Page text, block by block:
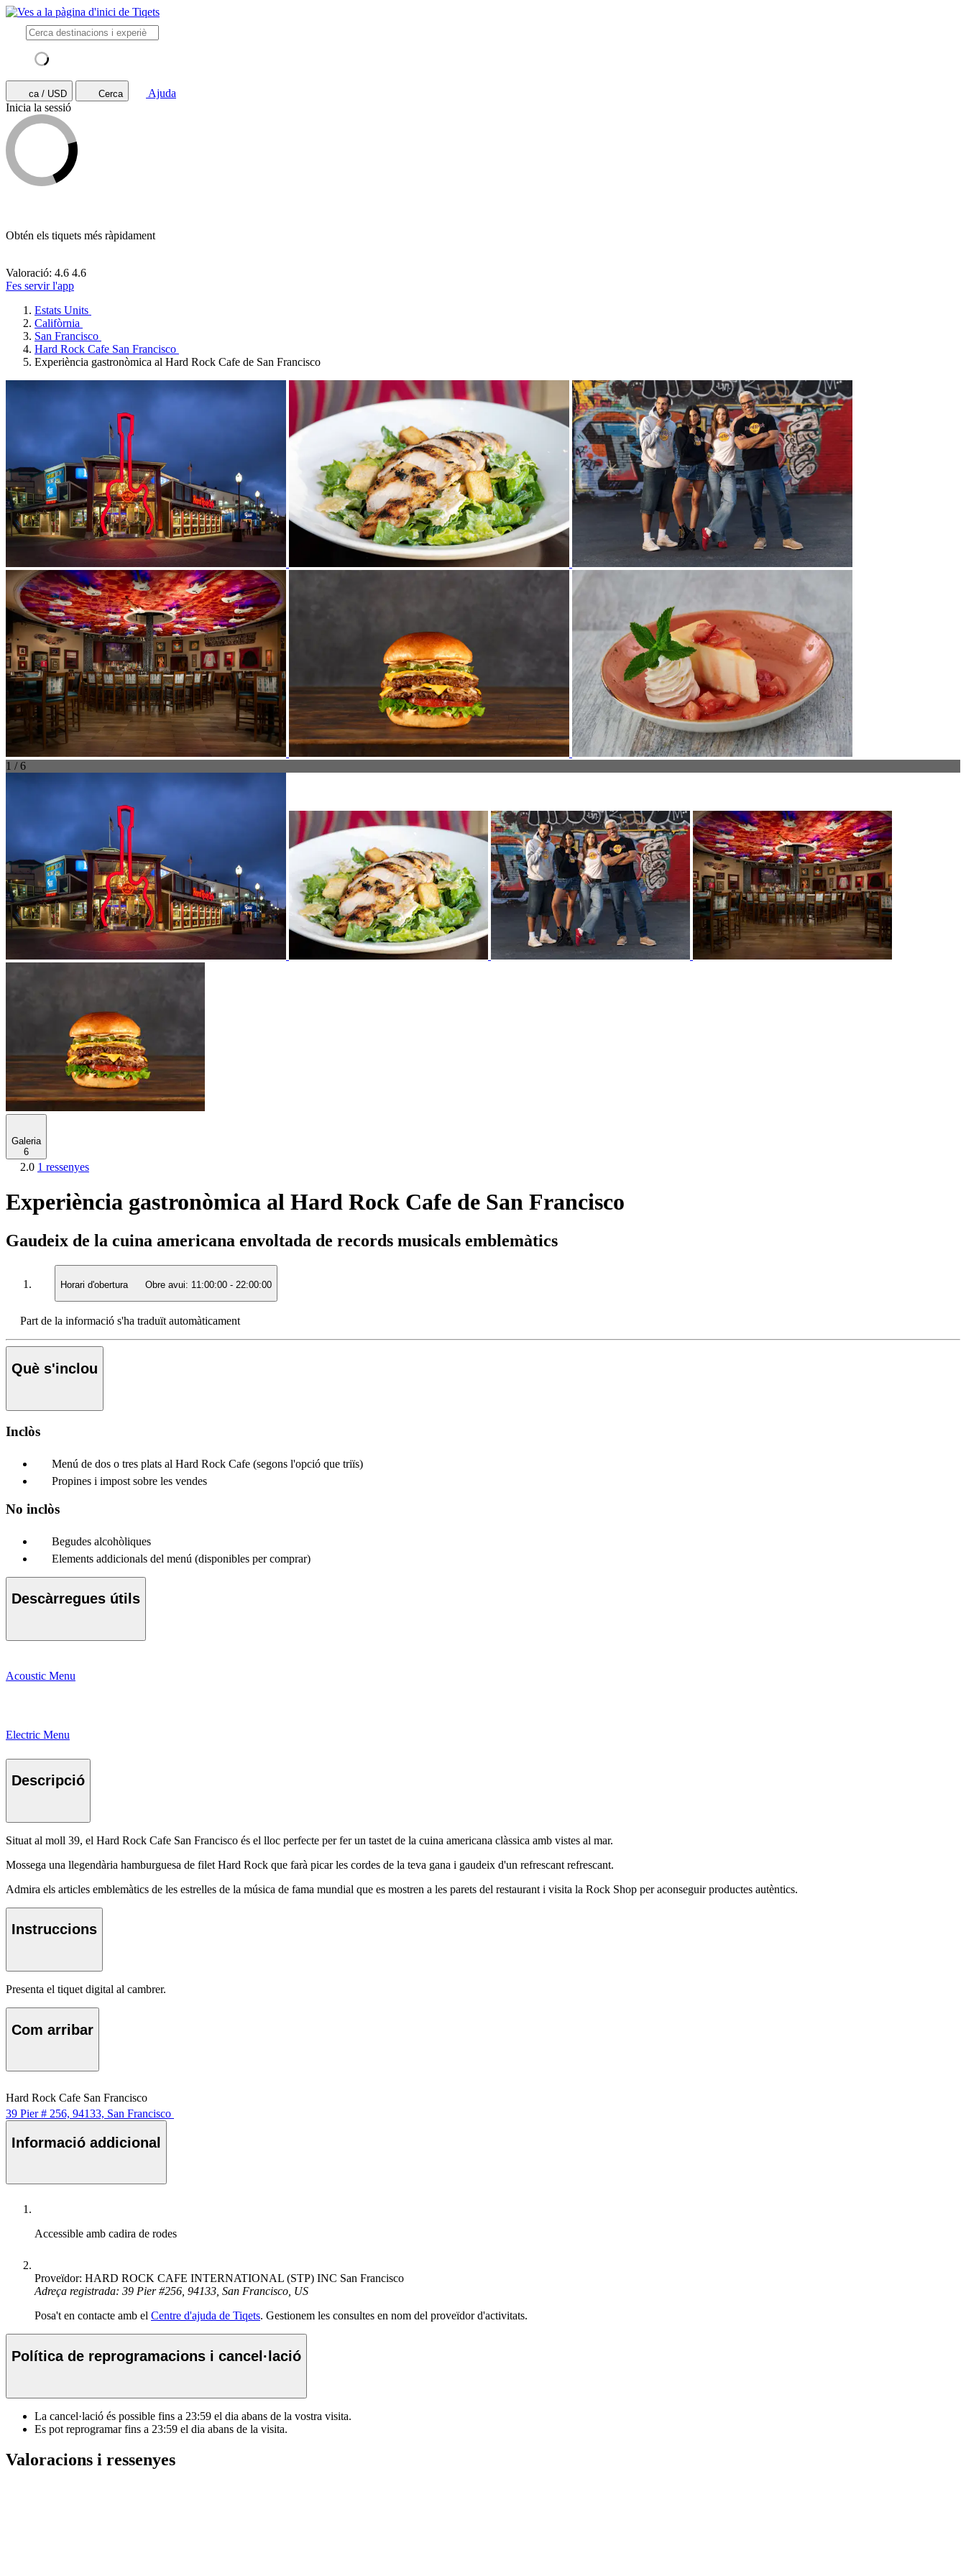
ca / USD Cerca
Ajuda
Inicia la sessió
Obtén els tiquets més ràpidament
Valoració: 4.6 4.6
Fes servir l'app
Estats Units
Califòrnia
San Francisco
Hard Rock Cafe San Francisco
Experiència gastronòmica al Hard Rock Cafe de San Francisco
1 / 6
Galeria
6
2.0 1 ressenyes
Experiència gastronòmica al Hard Rock Cafe de San Francisco
Gaudeix de la cuina americana envoltada de records musicals emblemàtics
Horari d'obertura Obre avui: 11:00:00 - 22:00:00
Part de la informació s'ha traduït automàticament
Què s'inclou
Inclòs
Menú de dos o tres plats al Hard Rock Cafe (segons l'opció que triïs)
Propines i impost sobre les vendes
No inclòs
Begudes alcohòliques
Elements addicionals del menú (disponibles per comprar)
Descàrregues útils
Acoustic Menu
Electric Menu
Descripció
Situat al moll 39, el Hard Rock Cafe San Francisco és el lloc perfecte per fer un tastet de la cuina americana clàssica amb vistes al mar.
Mossega una llegendària hamburguesa de filet Hard Rock que farà picar les cordes de la teva gana i gaudeix d'un refrescant refrescant.
Admira els articles emblemàtics de les estrelles de la música de fama mundial que es mostren a les parets del restaurant i visita la Rock Shop per aconseguir productes autèntics.
Instruccions
Presenta el tiquet digital al cambrer.
Com arribar
Hard Rock Cafe San Francisco
39 Pier # 256, 94133, San Francisco
Informació addicional
Accessible amb cadira de rodes
Proveïdor: HARD ROCK CAFE INTERNATIONAL (STP) INC San Francisco
Adreça registrada: 39 Pier #256, 94133, San Francisco, US
Posa't en contacte amb el Centre d'ajuda de Tiqets. Gestionem les consultes en nom del proveïdor d'activitats.
Política de reprogramacions i cancel·lació
La cancel·lació és possible fins a 23:59 el dia abans de la vostra visita.
Es pot reprogramar fins a 23:59 el dia abans de la visita.
Valoracions i ressenyes